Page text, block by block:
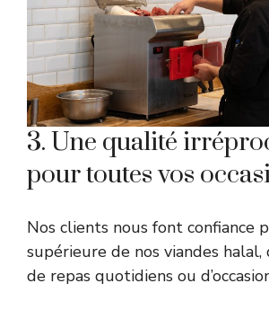
3. Une qualité
pour toutes vos
Nos clients nous font confiance
supérieure de nos viandes halal,
de repas quotidiens ou